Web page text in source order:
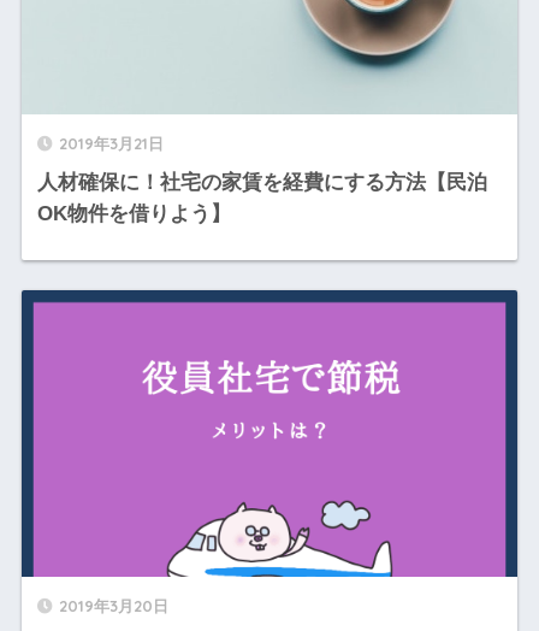
2019年3月21日
人材確保に！社宅の家賃を経費にする方法【民泊
OK物件を借りよう】
2019年3月20日